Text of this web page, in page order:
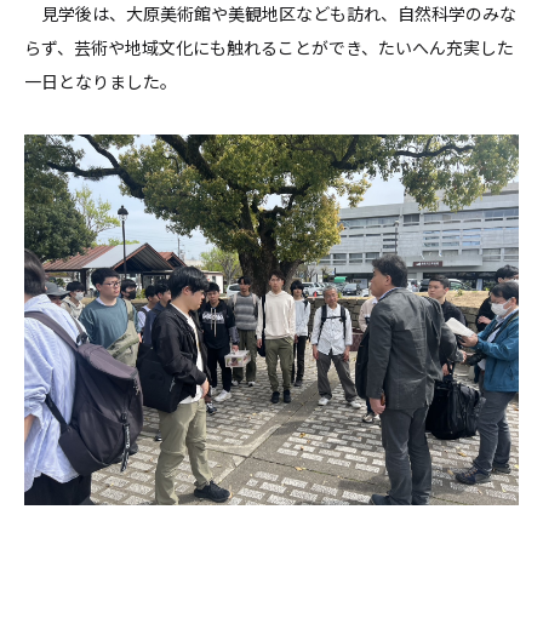
見学後は、大原美術館や美観地区なども訪れ、自然科学のみな
らず、芸術や地域文化にも触れることができ、たいへん充実した
一日となりました。